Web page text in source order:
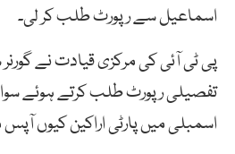
اسماعیل سے رپورٹ طلب کر لی۔
پی ٹی آئی کی مرکزی قیادت نے
تفصیلی رپورٹ طلب کرتے ہوئے
اسمبلی میں پارٹی اراکین کیوں